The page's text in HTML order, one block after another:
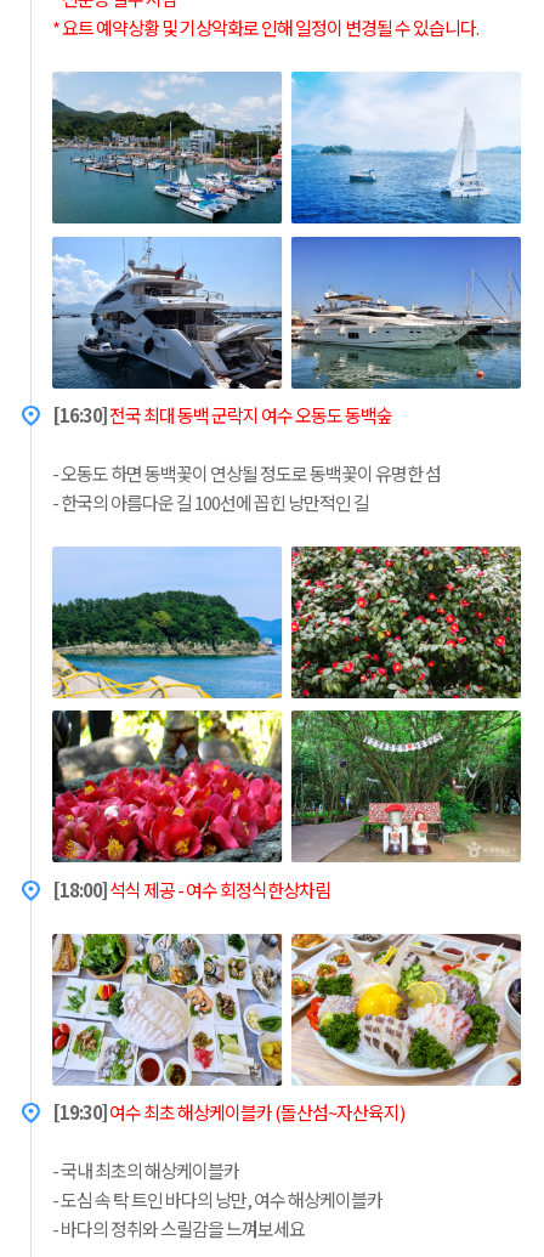
* 요트 예약상황 및 기상악화로 인해 일정이 변경될 수 있습니다.
[16:30]전국 최대 동백 군락지 여수 오동도 동백숲
- 오동도 하면 동백꽃이 연상될 정도로 동백꽃이 유명한 섬
- 한국의 아름다운 길 100선에 꼽힌 낭만적인 길
[18:00]석식 제공 - 여수 회정식한상차림
[19:30]여수 최초 해상케이블카 (돌산섬~자산육지)
- 국내 최초의 해상케이블카
- 도심 속 탁 트인 바다의 낭만, 여수 해상케이블카
- 바다의 정취와 스릴감을 느껴보세요